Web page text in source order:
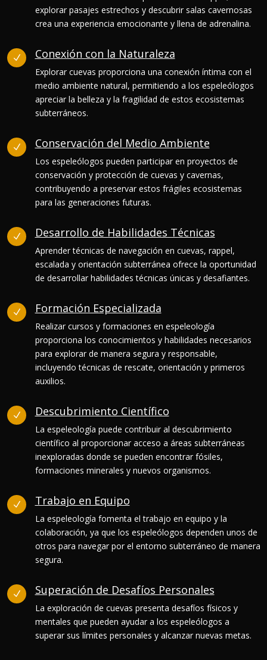
explorar pasajes estrechos y descubrir salas cavernosas
crea una experiencia emocionante y llena de adrenalina.
N Conexión con la Naturaleza
Explorar cuevas proporciona una conexión íntima con el
medio ambiente natural, permitiendo a los espeleólogos
apreciar la belleza y la fragilidad de estos ecosistemas
subterráneos.
N Conservación del Medio Ambiente
Los espeleólogos pueden participar en proyectos de
conservación y protección de cuevas y cavernas,
contribuyendo a preservar estos frágiles ecosistemas
para las generaciones futuras.
N Desarrollo de Habilidades Técnicas
Aprender técnicas de navegación en cuevas, rappel,
escalada y orientación subterránea ofrece la oportunidad
de desarrollar habilidades técnicas únicas y desafiantes.
N Formación Especializada
Realizar cursos y formaciones en espeleología
proporciona los conocimientos y habilidades necesarios
para explorar de manera segura y responsable,
incluyendo técnicas de rescate, orientación y primeros
auxilios.
N Descubrimiento Científico
La espeleología puede contribuir al descubrimiento
científico al proporcionar acceso a áreas subterráneas
inexploradas donde se pueden encontrar fósiles,
formaciones minerales y nuevos organismos.
N Trabajo en Equipo
La espeleología fomenta el trabajo en equipo y la
colaboración, ya que los espeleólogos dependen unos de
otros para navegar por el entorno subterráneo de manera
segura.
N Superación de Desafíos Personales
La exploración de cuevas presenta desafíos físicos y
mentales que pueden ayudar a los espeleólogos a
superar sus límites personales y alcanzar nuevas metas.